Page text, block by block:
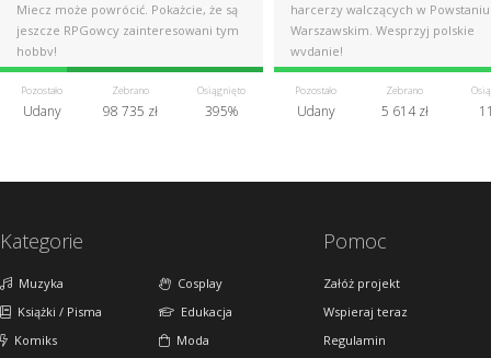
Miecz może powrócić. Pokażcie, że są
jeszcze RPGowcy zainteresowani tym
hobby!
Pozostało
Udany
Zebrano
98 735 zł
Osiągnięto
395%
harcerzy walczących w Powstaniu
Warszawskim. Wesprzyj polskie
wydanie!
Pozostało
Udany
Zebrano
5 614 zł
Kategorie
Muzyka
Książki / Pisma
Komiks
Cosplay
Edukacja
Moda
Pomoc
Załóż projekt
Wspieraj teraz
Regulamin